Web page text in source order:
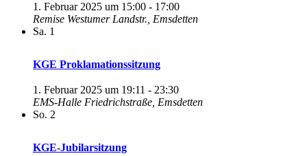
1. Februar 2025 um 15:00 - 17:00
Remise Westumer Landstr., Emsdetten
Sa. 1
KGE Proklamationssitzung
1. Februar 2025 um 19:11 - 23:30
EMS-Halle Friedrichstraße, Emsdetten
So. 2
KGE-Jubilarsitzung